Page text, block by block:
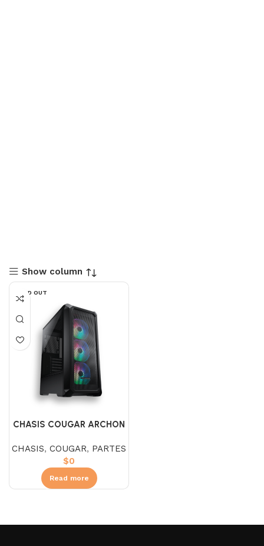
Show column
SOLD OUT
CHASIS COUGAR ARCHON
CHASIS, COUGAR, PARTES
$0
Read more